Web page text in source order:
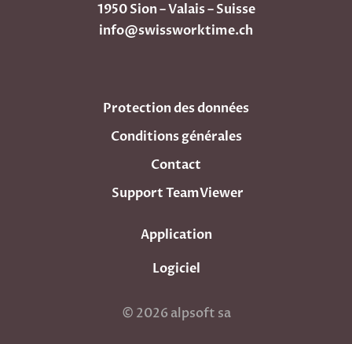
1950 Sion – Valais – Suisse
info@swissworktime.ch
Protection des données
Conditions générales
Contact
Support TeamViewer
Application
Logiciel
© 2026alpsoft sa